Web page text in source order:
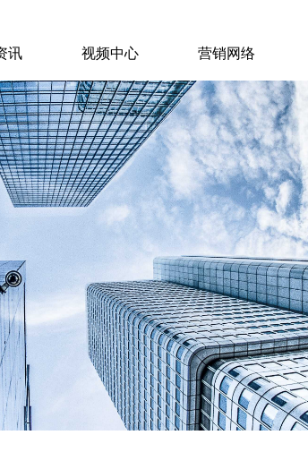
讯
讯
视频中心
视频中心
营销网络
营销网络